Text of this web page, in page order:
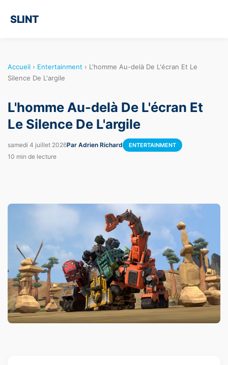
SLINT
Accueil › Entertainment › L'homme Au-delà De L'écran Et Le
Silence De L'argile
L'homme Au-delà De L'écran Et
Le Silence De L'argile
samedi 4 juillet 2026Par Adrien Richard ENTERTAINMENT
10 min de lecture